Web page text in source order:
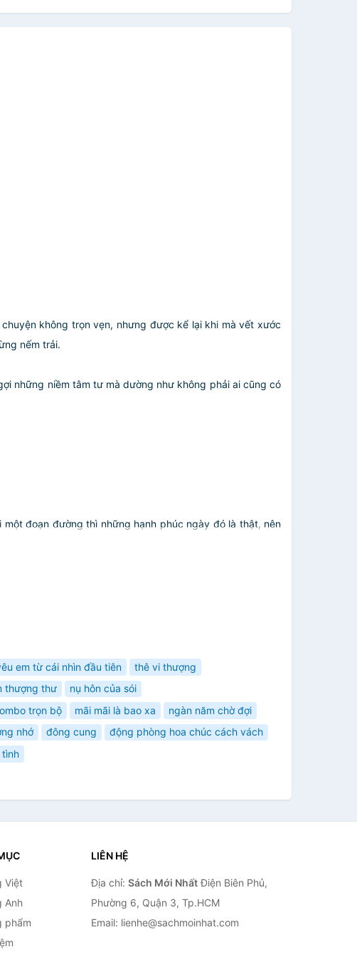
không trọn vẹn, nhưng được kể lại khi mà vết xước
nếm trải.
những niềm tâm tư mà dường như không phải ai cũng có
đoạn đường thì những hạnh phúc ngày đó là thật, nên
em từ cái nhìn đầu tiên
thê vi thượng
thượng thư
nụ hôn của sói
trọn bộ mãi mãi là bao xa
ngàn năm chờ đợi
nhớ đông cung
động phòng hoa chúc cách vách
Việt
Anh
phẩm
LIÊN HỆ
Địa chỉ: Sách Mới NhấtĐiện Biên Phủ,
Phường 6, Quận 3, Tp.HCM
Email: lienhe@sachmoinhat.com